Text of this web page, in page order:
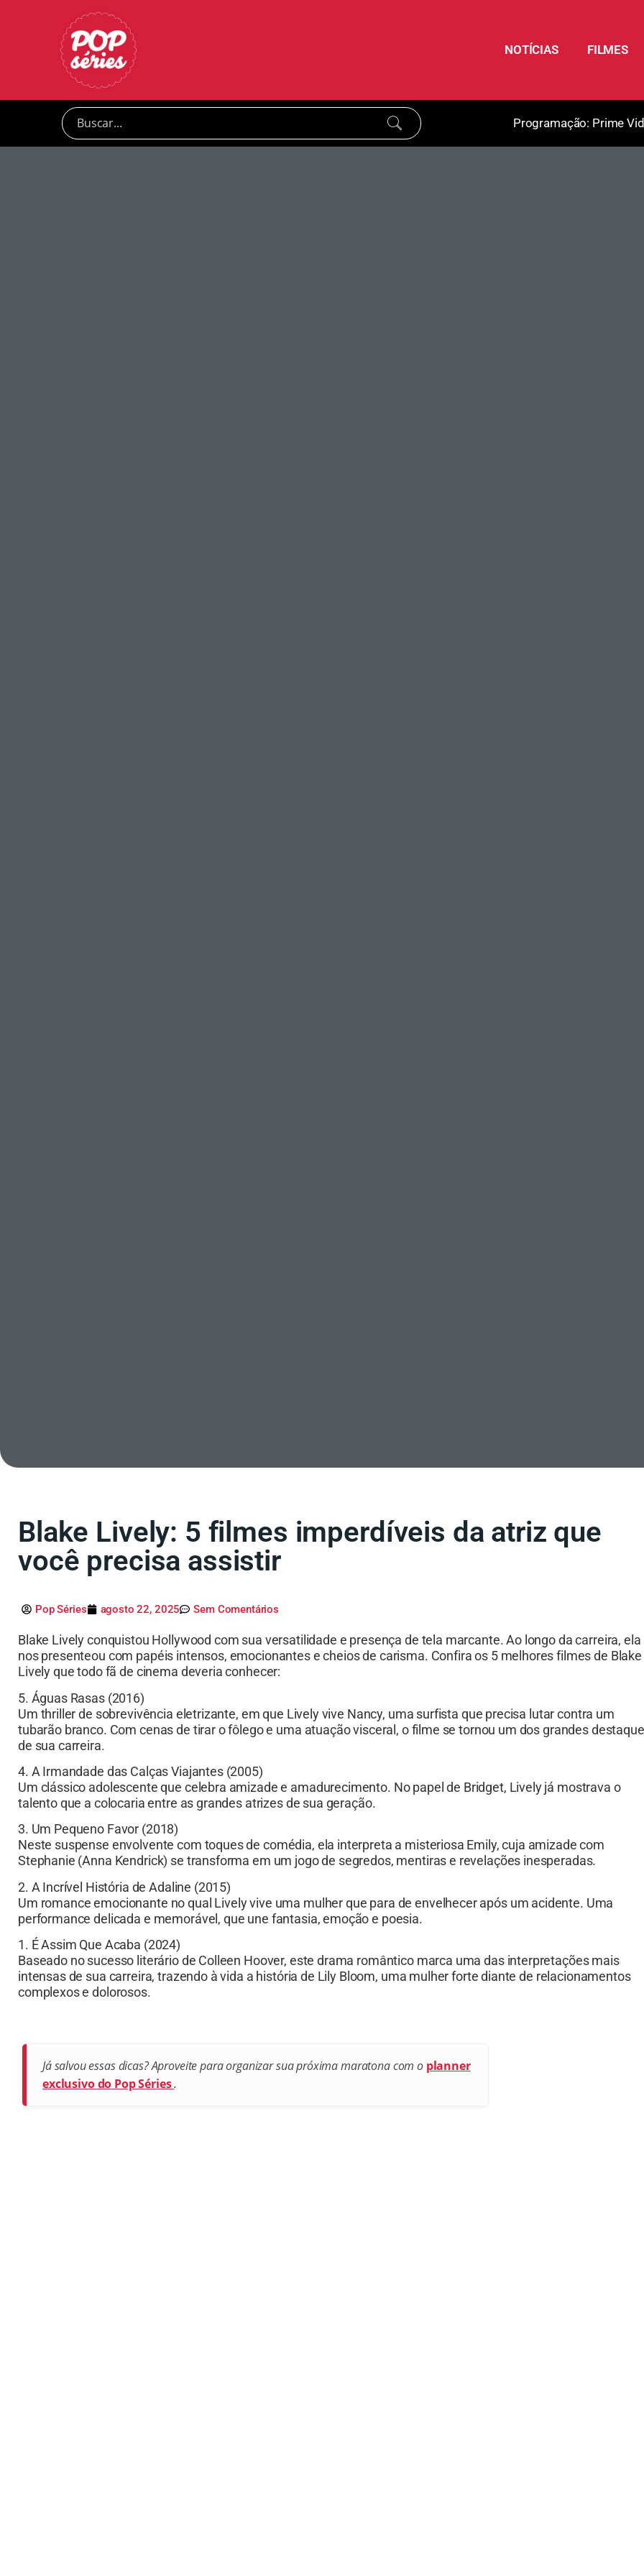
NOTÍCIAS FILMES
Programação: Prime
Blake Lively: 5 filmes imperdíveis da atriz que
você precisa assistir
Pop Séries agosto 22, 2025 Sem Comentários
Blake Lively conquistou Hollywood com sua versatilidade e presença de tela marcante. Ao longo da carreira, ela
nos presenteou com papéis intensos, emocionantes e cheios de carisma. Confira os 5 melhores filmes de Blake
Lively que todo fã de cinema deveria conhecer:
5. Águas Rasas (2016)
Um thriller de sobrevivência eletrizante, em que Lively vive Nancy, uma surfista que precisa lutar contra um
tubarão branco. Com cenas de tirar o fôlego e uma atuação visceral, o filme se tornou um dos grandes
de sua carreira.
4. A Irmandade das Calças Viajantes (2005)
Um clássico adolescente que celebra amizade e amadurecimento. No papel de Bridget, Lively já mostrava o
talento que a colocaria entre as grandes atrizes de sua geração.
3. Um Pequeno Favor (2018)
Neste suspense envolvente com toques de comédia, ela interpreta a misteriosa Emily, cuja amizade com
Stephanie (Anna Kendrick) se transforma em um jogo de segredos, mentiras e revelações inesperadas.
2. A Incrível História de Adaline (2015)
Um romance emocionante no qual Lively vive uma mulher que para de envelhecer após um acidente. Uma
performance delicada e memorável, que une fantasia, emoção e poesia.
1. É Assim Que Acaba (2024)
Baseado no sucesso literário de Colleen Hoover, este drama romântico marca uma das interpretações mais
intensas de sua carreira, trazendo à vida a história de Lily Bloom, uma mulher forte diante de relacionamentos
complexos e dolorosos.
Já salvou essas dicas? Aproveite para organizar sua próxima maratona com o planner
exclusivo do Pop Séries.